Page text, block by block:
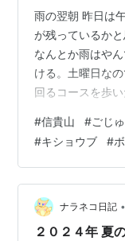
雨の翌朝 昨日は
が残っているか
なんとか雨はや
ける。土曜日な
回るコースを歩
ロッパ原産の帰
ョウブ 追手向櫓
の内堀の外に沿
り緑になってい
たされ、水位が
水を増やしてほ
#信貴山 #ごじ
#キショウブ #
ナラネコ日記 •
２０２４年